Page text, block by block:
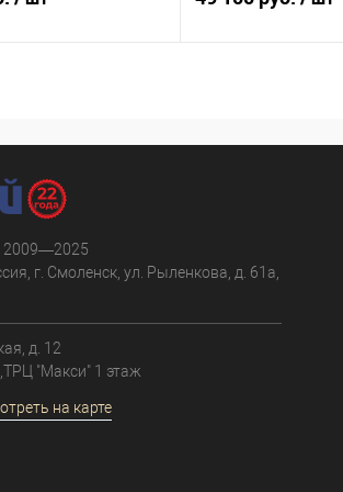
К сравнению
Купить в 1 клик
2009—2025
г. Смоленск, ул. Рыленкова, д. 61а,
д. 12
"Макси" 1 этаж
на карте